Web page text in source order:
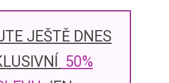
JEŠTĚ DNES
50%